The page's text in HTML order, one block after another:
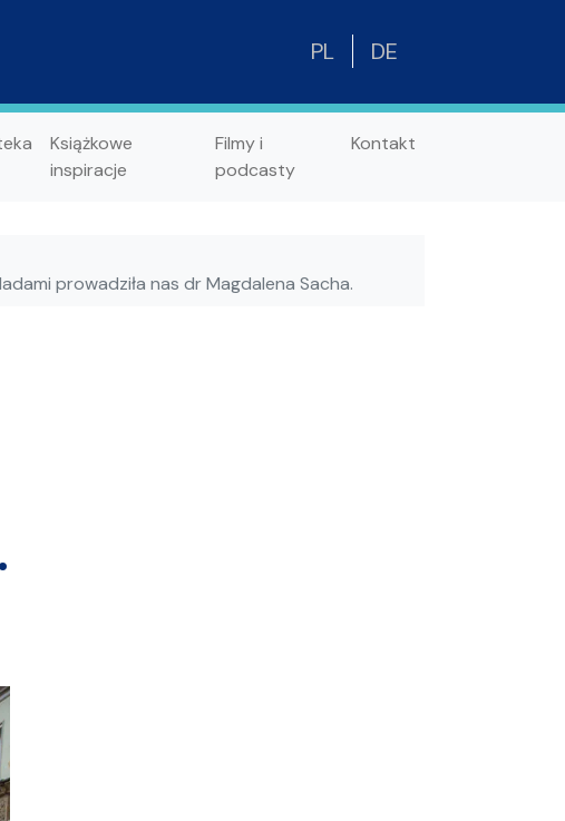
PL DE
Książkowe
inspiracje
Filmy i
podcasty
Kontakt
prowadziła nas dr Magdalena Sacha.